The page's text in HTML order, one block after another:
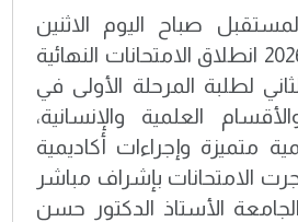
صباح اليوم الاثنين
الموافق 1 حزيران 2026 انطلاق الامتحانات النهائية
لطلبة المرحلة الأولى في
العلمية والإنسانية،
متميزة وإجراءات أكاديمية
الامتحانات بإشراف مباشر
الأستاذ الدكتور حسن